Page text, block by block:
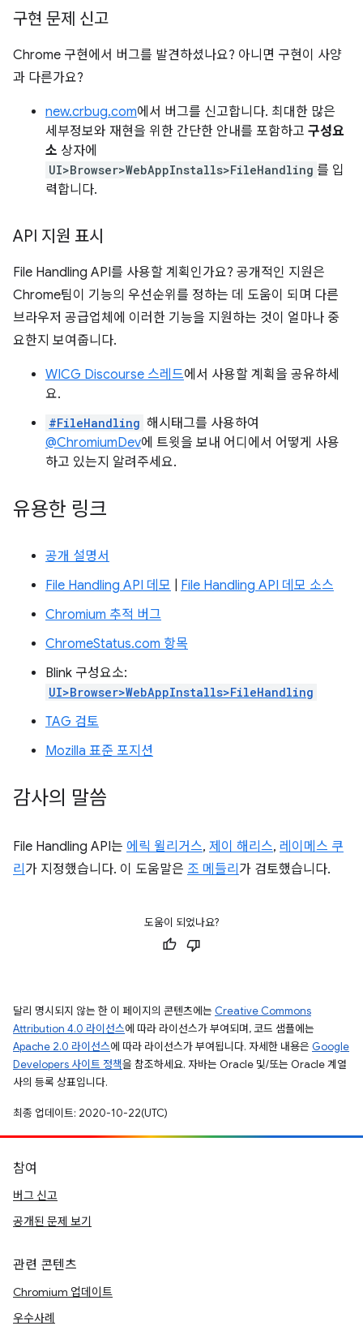
구현 문제 신고
Chrome 구현에서 버그를 발견하셨나요? 아니면 구현이 사양
과 다른가요?
new.crbug.com에서 버그를 신고합니다. 최대한 많은
세부정보와 재현을 위한 간단한 안내를 포함하고 구성요
소 상자에
UI>Browser>WebAppInstalls>FileHandling 를 입
력합니다.
API 지원 표시
File Handling API를 사용할 계획인가요? 공개적인 지원은
Chrome팀이 기능의 우선순위를 정하는 데 도움이 되며 다른
브라우저 공급업체에 이러한 기능을 지원하는 것이 얼마나 중
요한지 보여줍니다.
WICG Discourse 스레드에서 사용할 계획을 공유하세
요.
#FileHandling 해시태그를 사용하여
@ChromiumDev에 트윗을 보내 어디에서 어떻게 사용
하고 있는지 알려주세요.
유용한 링크
공개 설명서
File Handling API 데모
File Handling API 데모 소스
Chromium 추적 버그
ChromeStatus.com 항목
Blink 구성요소:
UI>Browser>WebAppInstalls>FileHandling
TAG 검토
Mozilla 표준 포지션
감사의 말씀
File Handling API는 에릭 윌리거스, 제이 해리스, 레이메스 쿠
리 가 지정했습니다. 이 도움말은 조 메들리 가 검토했습니다.
도움이 되었나요?
달리 명시되지 않는 한 이 페이지의 콘텐츠에는 Creative Commons
Attribution 4.0 라이선스에 따라 라이선스가 부여되며, 코드 샘플에는
Apache 2.0 라이선스에 따라 라이선스가 부여됩니다. 자세한 내용은 Google
Developers 사이트 정책을 참조하세요. 자바는 Oracle 및/또는 Oracle 계열
사의 등록 상표입니다.
최종 업데이트: 2020-10-22(UTC)
참여
버그 신고
공개된 문제 보기
관련 콘텐츠
Chromium 업데이트
우수사례